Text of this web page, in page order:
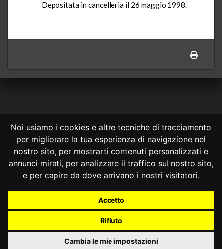
Noi usiamo i cookies e altre tecniche di tracciamento
per migliorare la tua esperienza di navigazione nel
nostro sito, per mostrarti contenuti personalizzati e
annunci mirati, per analizzare il traffico sul nostro sito,
e per capire da dove arrivano i nostri visitatori.
Accetto
Rifiuto
Cambia le mie impostazioni
Depositata in cancelleria il 26 maggio 1998.
CONSULTA ONLINE DAL 1995 -NOTE LEGALI
Consulta OnLine non ha prodotto e non è responsabile per i contenuti e
le informazioni legali di siti collegati.
costituisce una relazione di consulenza legale.
Nessuno deve confidare o agire in base alle informazioni disponibili in
info@giurcost.org| Giurisprudenza Costituzionale|
Consulta OnLine| @giurcost